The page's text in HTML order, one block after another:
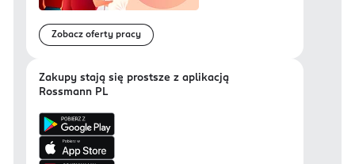
Zobacz oferty pracy
Zakupy stają się prostsze z aplikacją
Rossmann PL